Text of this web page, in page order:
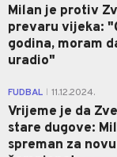
Milan je protiv
prevaru vijeka:
godina, moram
uradio"
FUDBAL 11.12.2024.
Vrijeme je da
stare dugove:
spreman za